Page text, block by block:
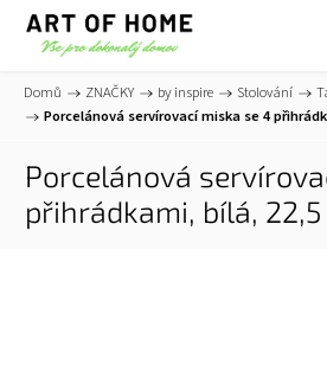
Domů / ZNAČKY / by inspire / Stolování /
/
Porcelánová servírovací miska se 4
Porcelánová
přihrádkami, bílá, 22,5